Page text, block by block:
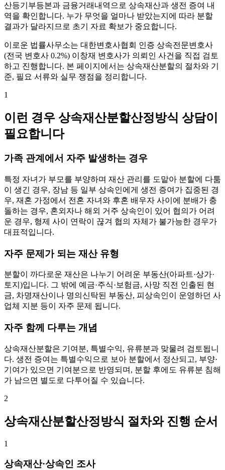
산등기부등본과 금융거래내역으로 상속재산과 생전 증여 내
역을 확인합니다. 누가 무엇을 얼마나 받았는지에 따라 분할
결과가 달라지므로 초기 자료 확보가 중요합니다.
이로운 법률사무소는 대한변호사협회 인증 상속전문변호사
(전국 변호사 0.2%) 이창재 변호사가 의뢰인 사건을 직접 검토
하고 진행합니다. 본 페이지에서는 상속재산분할의 절차와 기
준, 필요 서류와 실무 쟁점을 정리합니다.
1
이런 경우 상속재산분할산정방식 상담이
필요합니다
가족 관계에서 자주 발생하는 경우
특정 자녀가 부모를 부양하며 재산 관리를 도맡아 분할에 다툼
이 생긴 경우, 장남 등 일부 상속인에게 생전 증여가 집중된 경
우, 재혼 가정에서 전혼 자녀와 후혼 배우자 사이에 분배가 충
돌하는 경우, 혼외자나 해외 거주 상속인이 있어 협의가 어려
운 경우, 형제 사이 연락이 끊겨 협의 자체가 불가능한 경우가
대표적입니다.
자주 문제가 되는 재산 유형
분할이 까다로운 재산은 나누기 어려운 부동산(아파트·상가·
토지)입니다. 그 밖에 예금·주식·보험금, 사망 직전 인출된 현
금, 차명재산이나 명의신탁된 부동산, 피상속인이 운영하던 사
업체 지분 등이 자주 문제 됩니다.
자주 함께 다루는 개념
상속재산분할은 기여분, 특별수익, 유류분과 맞물려 검토됩니
다. 생전 증여는 특별수익으로 보아 분할에서 정산되고, 부양·
기여가 있으면 기여분으로 반영되며, 분할 후에도 유류분 침해
가 남으면 별도로 다투어질 수 있습니다.
2
상속재산분할산정방식 절차와 진행 순서
1
상속재산·상속인 조사